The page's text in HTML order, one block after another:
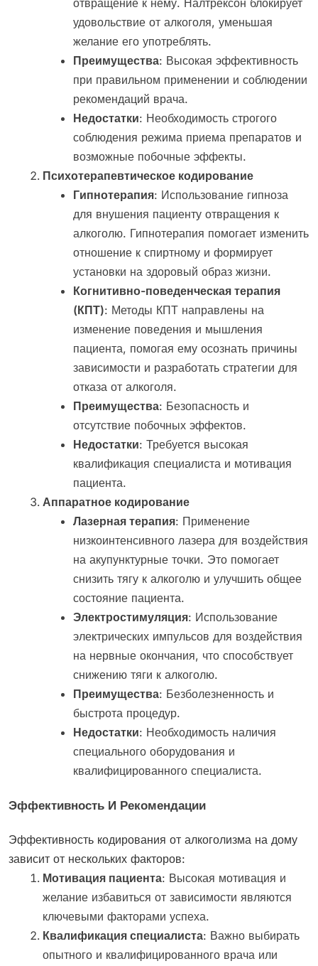
удовольствие от алкоголя, уменьшая
желание его употреблять.
Преимущества: Высокая эффективность
при правильном применении и соблюдении
рекомендаций врача.
Недостатки: Необходимость строгого
соблюдения режима приема препаратов и
возможные побочные эффекты.
Психотерапевтическое кодирование
Гипнотерапия: Использование гипноза
для внушения пациенту отвращения к
алкоголю. Гипнотерапия помогает изменить
отношение к спиртному и формирует
установки на здоровый образ жизни.
Когнитивно-поведенческая терапия
(КПТ): Методы КПТ направлены на
изменение поведения и мышления
пациента, помогая ему осознать причины
зависимости и разработать стратегии для
отказа от алкоголя.
Преимущества: Безопасность и
отсутствие побочных эффектов.
Недостатки: Требуется высокая
квалификация специалиста и мотивация
пациента.
Аппаратное кодирование
Лазерная терапия: Применение
низкоинтенсивного лазера для воздействия
на акупунктурные точки. Это помогает
снизить тягу к алкоголю и улучшить общее
состояние пациента.
Электростимуляция: Использование
электрических импульсов для воздействия
на нервные окончания, что способствует
снижению тяги к алкоголю.
Преимущества: Безболезненность и
быстрота процедур.
Недостатки: Необходимость наличия
специального оборудования и
квалифицированного специалиста.
Эффективность И Рекомендации
Эффективность кодирования от алкоголизма на дому
зависит от нескольких факторов:
Мотивация пациента: Высокая мотивация и
желание избавиться от зависимости являются
ключевыми факторами успеха.
Квалификация специалиста: Важно выбирать
опытного и квалифицированного врача или